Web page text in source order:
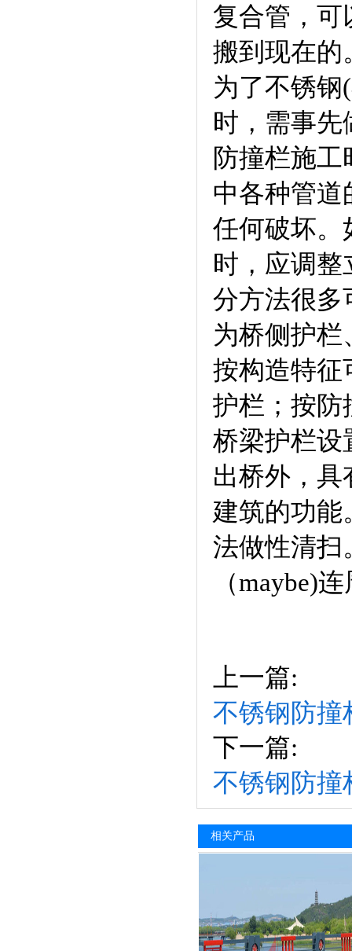
复合管，可
搬到现在的
为了不锈
时，需事先
防撞栏施
中各种管道
任何破坏。
时，应调
分方法很多
为桥侧护
按构造特征
护栏；按防
桥梁护栏设
出桥外，
建筑的功能
法做性清扫
（maybe)
上一篇:
不锈钢防撞
下一篇:
不锈钢防撞
相关产品